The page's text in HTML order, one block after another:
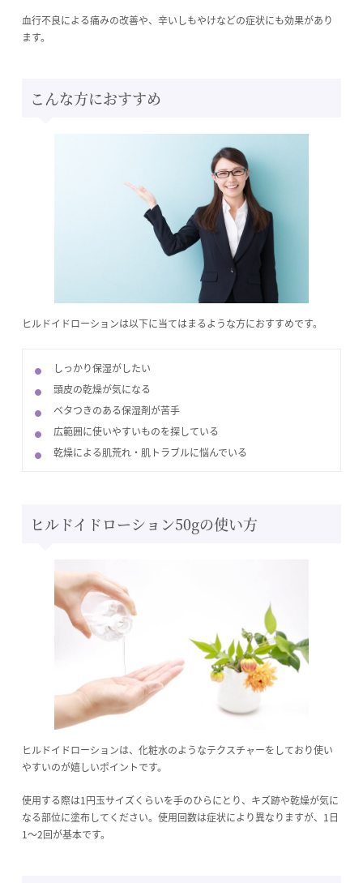
血行不良による痛みの改善や、辛いしもやけなどの症状にも効果があり
ます。
こんな方におすすめ
ヒルドイドローションは以下に当てはまるような方におすすめです。
しっかり保湿がしたい
頭皮の乾燥が気になる
ベタつきのある保湿剤が苦手
広範囲に使いやすいものを探している
乾燥による肌荒れ・肌トラブルに悩んでいる
ヒルドイドローション50gの使い方
ヒルドイドローションは、化粧水のようなテクスチャーをしており使い
やすいのが嬉しいポイントです。
使用する際は1円玉サイズくらいを手のひらにとり、キズ跡や乾燥が気に
なる部位に塗布してください。使用回数は症状により異なりますが、1日
1～2回が基本です。